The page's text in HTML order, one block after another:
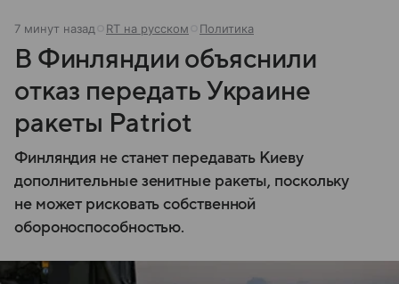
7 минут назад RT на русском Политика
В Финляндии объяснили
отказ передать Украине
ракеты Patriot
Финляндия не станет передавать Киеву
дополнительные зенитные ракеты, поскольку
не может рисковать собственной
обороноспособностью.